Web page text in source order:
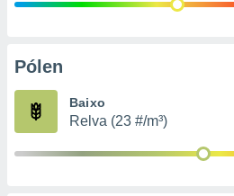
Pólen
Baixo
Relva (23 #/m³)